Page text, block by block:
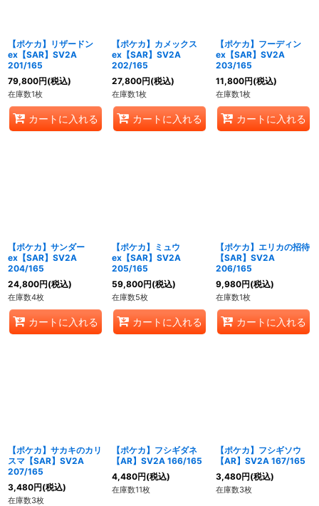
【ポケカ】リザードン
ex【SAR】SV2A
201/165
79,800円(税込)
在庫数1枚
カートに入れる
【ポケカ】カメックス
ex【SAR】SV2A
202/165
27,800円(税込)
在庫数1枚
カートに入れる
【ポケカ】フーディン
ex【SAR】SV2A
203/165
11,800円(税込)
在庫数1枚
カートに入れる
【ポケカ】サンダー
ex【SAR】SV2A
204/165
24,800円(税込)
在庫数4枚
カートに入れる
【ポケカ】ミュウ
ex【SAR】SV2A
205/165
59,800円(税込)
在庫数5枚
カートに入れる
【ポケカ】エリカの招待
【SAR】SV2A
206/165
9,980円(税込)
在庫数1枚
カートに入れる
【ポケカ】サカキのカリ
スマ【SAR】SV2A
207/165
3,480円(税込)
在庫数3枚
【ポケカ】フシギダネ
【AR】SV2A 166/165
4,480円(税込)
在庫数11枚
【ポケカ】フシギソウ
【AR】SV2A 167/165
3,480円(税込)
在庫数3枚